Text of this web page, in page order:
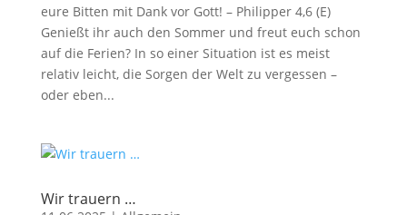
eure Bitten mit Dank vor Gott! – Philipper 4,6 (E)
Genießt ihr auch den Sommer und freut euch schon
auf die Ferien? In so einer Situation ist es meist
relativ leicht, die Sorgen der Welt zu vergessen –
oder eben...
Wir trauern …